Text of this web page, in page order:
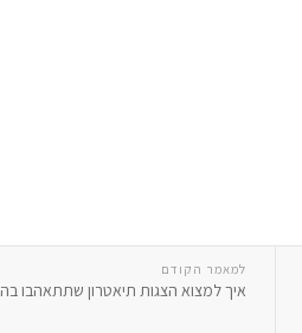
למאמר הקודם
איך למצוא הצגות תיאטרון שתתאהבו